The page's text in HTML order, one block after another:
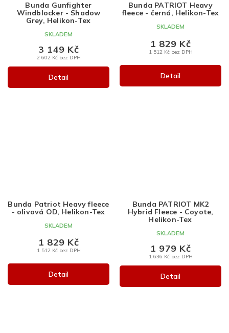
R
Bunda Gunfighter
Windblocker - Shadow
Grey, Helikon-Tex
SKLADEM
2 602 Kč bez DPH
3 149 Kč
Detail
Bunda PATRIOT Heavy
fleece - černá, Helikon-Tex
SKLADEM
1 512 Kč bez DPH
1 829 Kč
Detail
Bunda Patriot Heavy fleece
- olivová OD, Helikon-Tex
SKLADEM
1 512 Kč bez DPH
1 829 Kč
Detail
Bunda PATRIOT MK2
Hybrid Fleece - Coyote,
Helikon-Tex
SKLADEM
1 636 Kč bez DPH
1 979 Kč
Detail